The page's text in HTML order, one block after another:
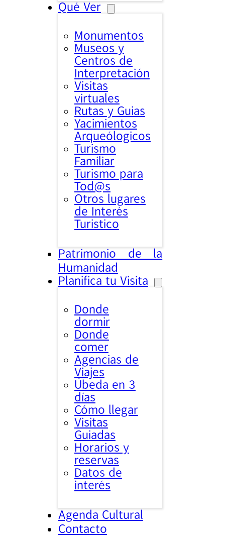
Qué Ver
Monumentos
Museos y
Centros de
Interpretación
Visitas
virtuales
Rutas y Guias
Yacimientos
Arqueólogicos
Turismo
Familiar
Turismo para
Tod@s
Otros lugares
de Interés
Turistico
Patrimonio de la
Humanidad
Planifica tu Visita
Donde
dormir
Donde
comer
Agencias de
Viajes
Úbeda en 3
días
Cómo llegar
Visitas
Guiadas
Horarios y
reservas
Datos de
interés
Agenda Cultural
Contacto